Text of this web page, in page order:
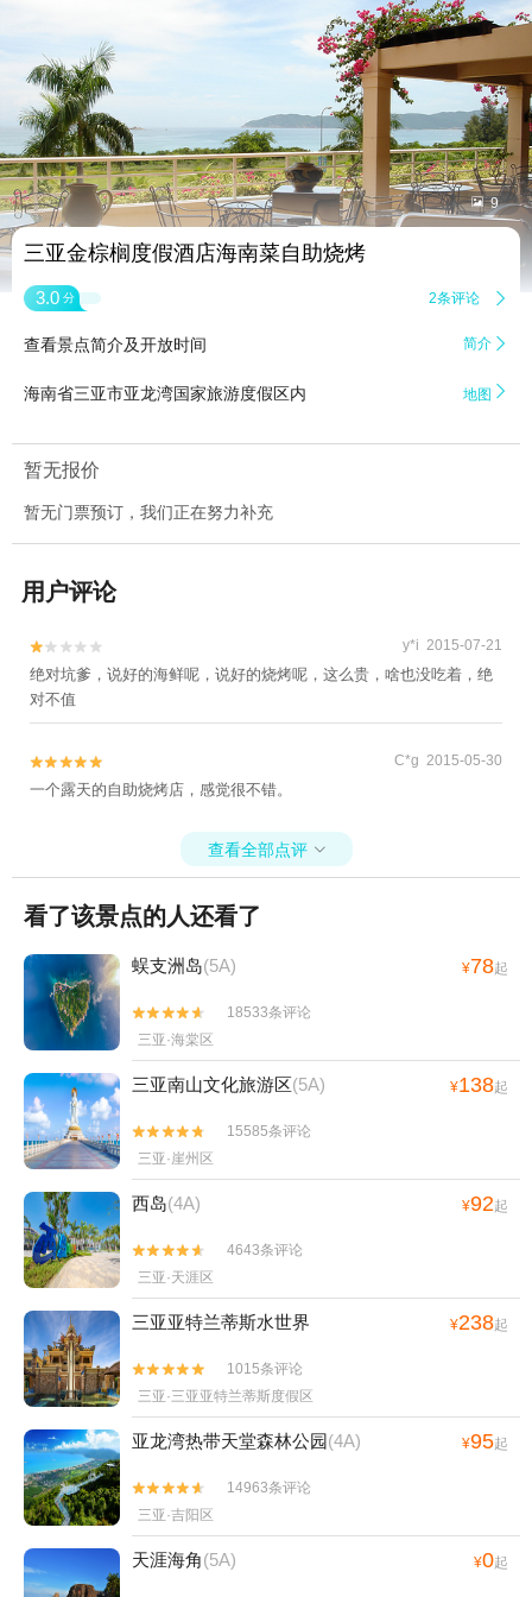
 9
三亚金棕榈度假酒店海南菜自助烧烤
3.0 分 2条评论 
查看景点简介及开放时间 简介 
海南省三亚市亚龙湾国家旅游度假区内 地图 
暂无报价
暂无门票预订，我们正在努力补充
用户评论

 y*i 2015-07-21
绝对坑爹，说好的海鲜呢，说好的烧烤呢，这么贵，啥也没吃着，绝
对不值

 C*g 2015-05-30
一个露天的自助烧烤店，感觉很不错。
查看全部点评 
看了该景点的人还看了
蜈支洲岛(5A) ¥78起


18533条评论
三亚·海棠区
三亚南山文化旅游区(5A) ¥138起


15585条评论
三亚·崖州区
西岛(4A) ¥92起


4643条评论
三亚·天涯区
三亚亚特兰蒂斯水世界 ¥238起


1015条评论
三亚·三亚亚特兰蒂斯度假区
亚龙湾热带天堂森林公园(4A) ¥95起


14963条评论
三亚·吉阳区
天涯海角(5A) ¥0起